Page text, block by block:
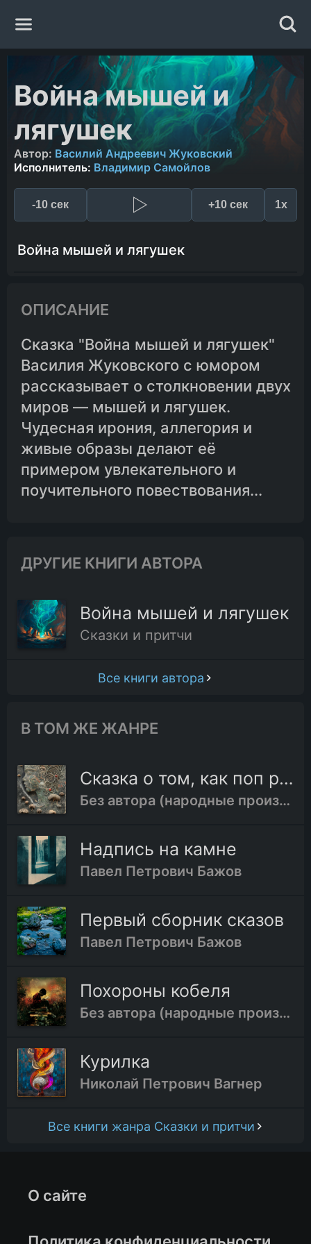
Главная
Жанры
Авторы
Исполнители
Война мышей и
лягушек
Автор: Василий Андреевич Жуковский
Исполнитель: Владимир Самойлов
-10 сек +10 сек 1x
Война мышей и лягушек
ОПИСАНИЕ
Сказка "Война мышей и лягушек"
Василия Жуковского с юмором
рассказывает о столкновении двух
миров — мышей и лягушек.
Чудесная ирония, аллегория и
живые образы делают её
примером увлекательного и
поучительного повествования...
ДРУГИЕ КНИГИ АВТОРА
Война мышей и лягушек
Сказки и притчи
Все книги автора
В ТОМ ЖЕ ЖАНРЕ
Сказка о том, как поп родил телёнка
Без автора (народные произведения)
Надпись на камне
Павел Петрович Бажов
Первый сборник сказов
Павел Петрович Бажов
Похороны кобеля
Без автора (народные произведения)
Курилка
Николай Петрович Вагнер
Все книги жанра Сказки и притчи
О сайте